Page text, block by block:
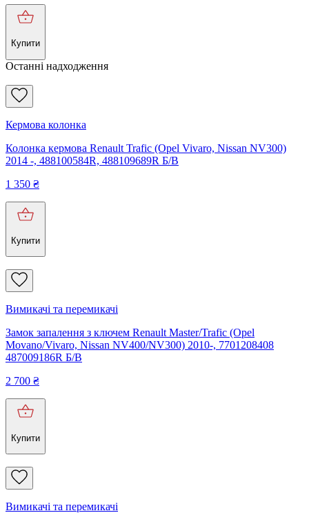
Купити
Останні надходження
Кермова колонка
Колонка кермова Renault Trafic (Opel Vivaro, Nissan NV300)
2014 -, 488100584R, 488109689R Б/В
1 350 ₴
Купити
Вимикачі та перемикачі
Замок запалення з ключем Renault Master/Trafic (Opel
Movano/Vivaro, Nissan NV400/NV300) 2010-, 7701208408
487009186R Б/В
2 700 ₴
Купити
Вимикачі та перемикачі